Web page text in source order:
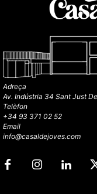
Adreça
Av. Indústria 34 Sant Just
Telèfon
+34 93 371 02 52
Email
info@casaldejoves.com